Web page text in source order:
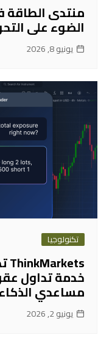
الضوء على
يونيو 8, 2026
تكنولوجيا
خدمة تداول
مساعدي
يونيو 2, 2026